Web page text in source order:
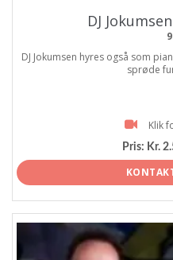
DJ
DJ Jokumsen hyres også som
sprøde
Klik
Pris: Kr.